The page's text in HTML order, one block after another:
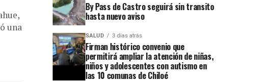
una
By Pass de Castro seguirá sin transito
hasta nuevo aviso
SALUD 3 días atrás
Firman histórico convenio que
permitirá ampliar la atención de niñas,
niños y adolescentes con autismo en
las 10 comunas de Chiloé